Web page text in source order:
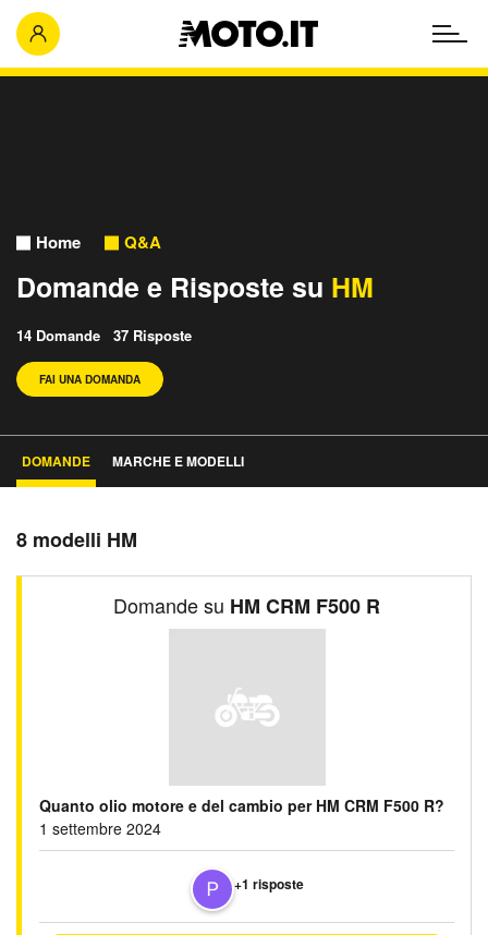
Home Q&A
Domande e Risposte su HM
14 Domande 37 Risposte
FAI UNA DOMANDA
DOMANDE MARCHE E MODELLI
8 modelli HM
Domande su HM CRM F500 R
Quanto olio motore e del cambio per HM CRM F500 R?
1 settembre 2024
+1 risposte